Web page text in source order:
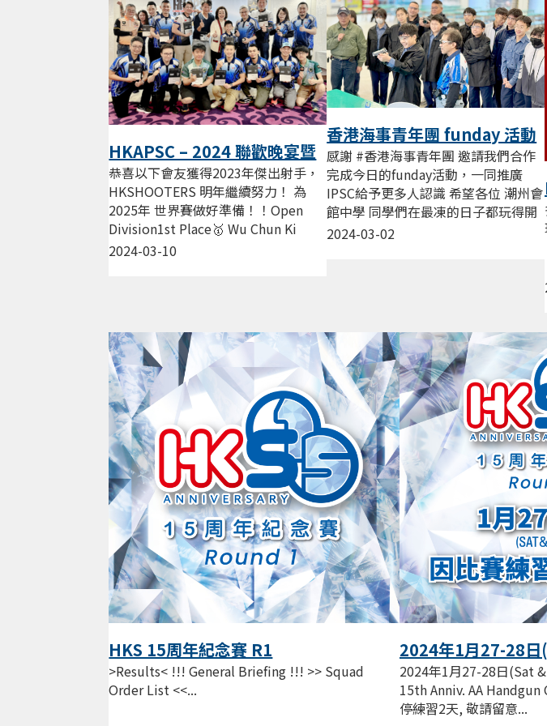
HKAPSC – 2024 聯歡晚宴暨
2023年傑出射手頒獎典禮
2024-03-10
恭喜以下會友獲得2023年傑出射手，
HKSHOOTERS 明年繼續努力！ 為
2025年 世界賽做好準備！！Open
Division1st Place🥇 Wu Chun Ki
Jockey2nd Place🥈 Wong Ho...
香港海事青年團 funday 活動
2024-03-02
感謝 #香港海事青年團 邀請我們合作
完成今日的funday活動，一同推廣
IPSC給予更多人認識 希望各位 潮州會
館中學 同學們在最凍的日子都玩得開
心...
HKS 15周年紀念賽 R1
>Results< !!! General Briefing !!! >> Squad
Order List <<...
2024年1月27-28
習2天
2024年1月27-28日(Sat
15th Anniv. AA
停練習2天, 敬請留意...